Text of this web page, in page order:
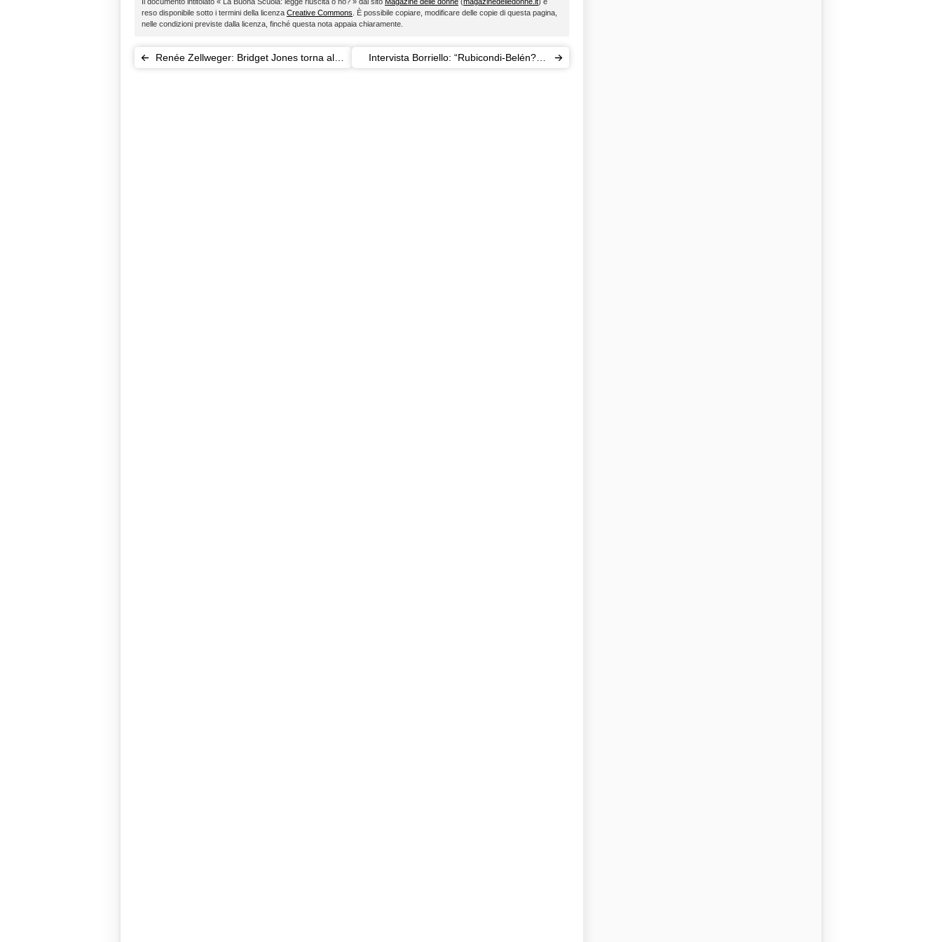
reso disponibile sotto i termini della licenza Creative Commons . È possibile copiare, modificare delle copie di questa pagina,
nelle condizioni previste dalla licenza, finché questa nota appaia chiaramente.
Renée Zellweger: Bridget Jones torna alla
Intervista Borriello: “Rubicondi-Belén? Di